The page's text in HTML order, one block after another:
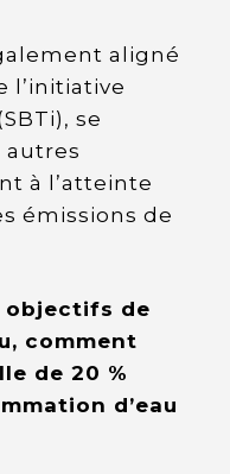
aligné
l’initiative
se
autres
à l’atteinte
émissions de
objectifs de
comment
de 20 %
d’eau